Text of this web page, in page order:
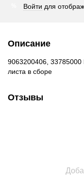
Войти для
Описание
9063200406,
листа в сборе
Отзывы